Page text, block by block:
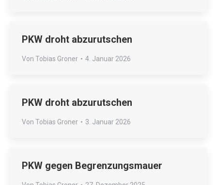
PKW droht abzurutschen
Von Tobias Groner 4. Januar 2026
PKW droht abzurutschen
Von Tobias Groner 3. Januar 2026
PKW gegen Begrenzungsmauer